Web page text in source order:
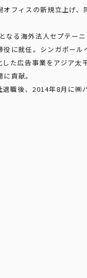
オフィスの新規立上げ、
なる海外法人セプテー
に就任。シンガポール
た広告事業をアジア太
貢献。
職後、2014年8月に㈱